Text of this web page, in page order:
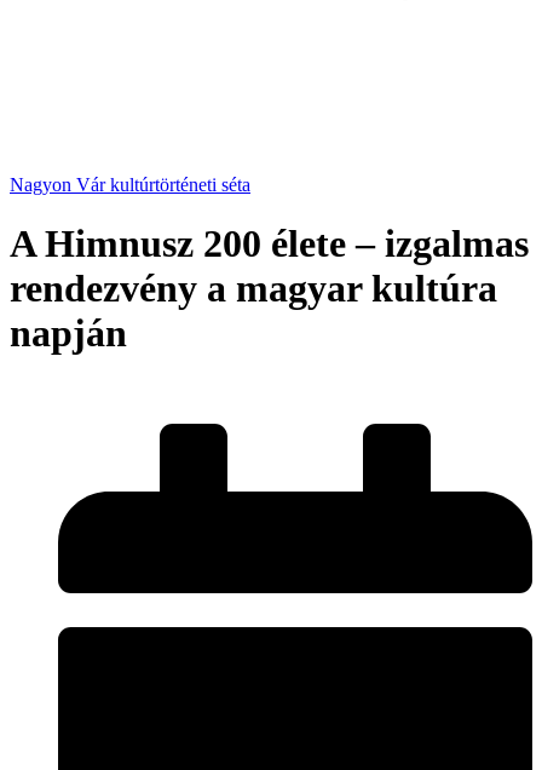
Nagyon Vár kultúrtörténeti séta
A Himnusz 200 élete – izgalmas
rendezvény a magyar kultúra
napján